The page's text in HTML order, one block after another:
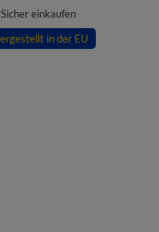
Sicher einkaufen
in der EU